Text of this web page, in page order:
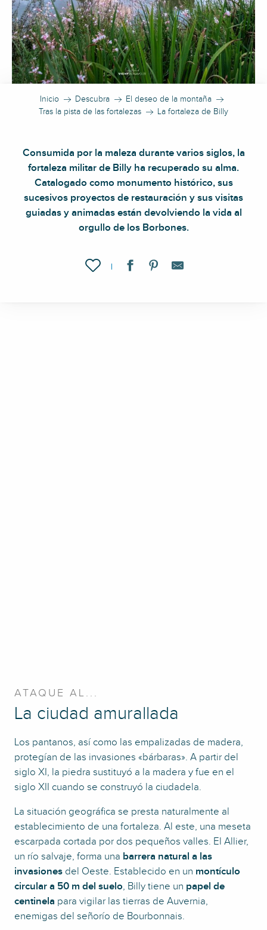
Inicio Descubra
El deseo de la montaña
Tras la pista de las fortalezas
La fortaleza de Billy
Consumida por la maleza durante varios siglos, la
fortaleza militar de Billy ha recuperado su alma.
Catalogado como monumento histórico, sus
sucesivos proyectos de restauración y sus visitas
guiadas y animadas están devolviendo la vida al
orgullo de los Borbones.
Ajouter aux favoris
ATAQUE AL...
La ciudad amurallada
Los pantanos, así como las empalizadas de madera,
protegían de las invasiones «bárbaras». A partir del
siglo XI, la piedra sustituyó a la madera y fue en el
siglo XII cuando se construyó la ciudadela.
La situación geográfica se presta naturalmente al
establecimiento de una fortaleza. Al este, una meseta
escarpada cortada por dos pequeños valles. El Allier,
un río salvaje, forma una barrera natural a las
invasiones del Oeste. Establecido en un montículo
circular a 50 m del suelo, Billy tiene un papel de
centinela para vigilar las tierras de Auvernia,
enemigas del señorío de Bourbonnais.